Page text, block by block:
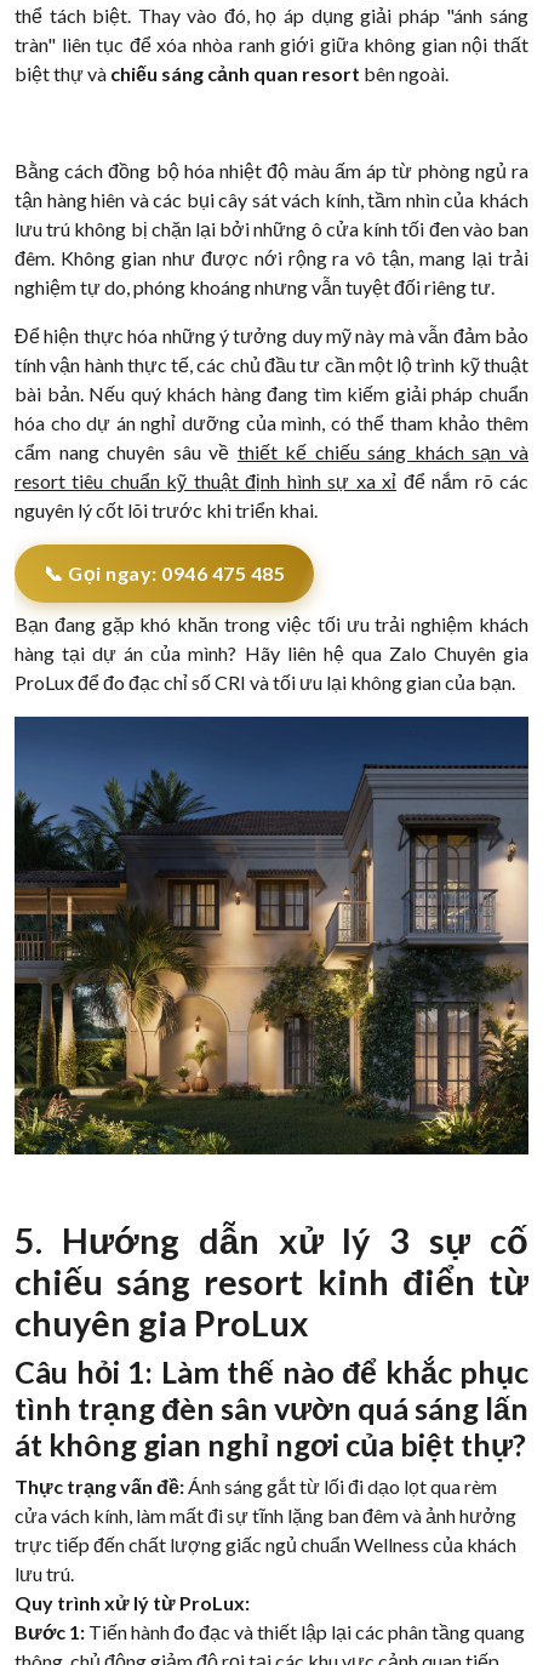
thể tách biệt. Thay vào đó, họ áp dụng giải pháp "ánh sáng
tràn" liên tục để xóa nhòa ranh giới giữa không gian nội thất
biệt thự và chiếu sáng cảnh quan resort bên ngoài.
Bằng cách đồng bộ hóa nhiệt độ màu ấm áp từ phòng ngủ ra
tận hàng hiên và các bụi cây sát vách kính, tầm nhìn của khách
lưu trú không bị chặn lại bởi những ô cửa kính tối đen vào ban
đêm. Không gian như được nới rộng ra vô tận, mang lại trải
nghiệm tự do, phóng khoáng nhưng vẫn tuyệt đối riêng tư.
Để hiện thực hóa những ý tưởng duy mỹ này mà vẫn đảm bảo
tính vận hành thực tế, các chủ đầu tư cần một lộ trình kỹ thuật
bài bản. Nếu quý khách hàng đang tìm kiếm giải pháp chuẩn
hóa cho dự án nghỉ dưỡng của mình, có thể tham khảo thêm
cẩm nang chuyên sâu về thiết kế chiếu sáng khách sạn và
resort tiêu chuẩn kỹ thuật định hình sự xa xỉ để nắm rõ các
nguyên lý cốt lõi trước khi triển khai.
📞 Gọi ngay: 0946 475 485
Bạn đang gặp khó khăn trong việc tối ưu trải nghiệm khách
hàng tại dự án của mình? Hãy liên hệ qua Zalo Chuyên gia
ProLux để đo đạc chỉ số CRI và tối ưu lại không gian của bạn.
5. Hướng dẫn xử lý 3 sự cố
chiếu sáng resort kinh điển từ
chuyên gia ProLux
Câu hỏi 1: Làm thế nào để khắc phục
tình trạng đèn sân vườn quá sáng lấn
át không gian nghỉ ngơi của biệt thự?
Thực trạng vấn đề: Ánh sáng gắt từ lối đi dạo lọt qua rèm
cửa vách kính, làm mất đi sự tĩnh lặng ban đêm và ảnh hưởng
trực tiếp đến chất lượng giấc ngủ chuẩn Wellness của khách
lưu trú.
Quy trình xử lý từ ProLux:
Bước 1: Tiến hành đo đạc và thiết lập lại các phân tầng quang